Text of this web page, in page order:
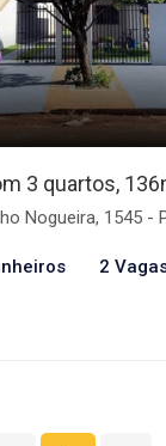
3 quartos,
1545 -
2